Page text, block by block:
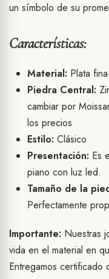
un símbolo de su
Características:
Material: Plata
Piedra Central:
cambiar por
los precios
Estilo: Clásico
Presentación: Es
piano con luz led.
Tamaño de la
Perfectamente
Importante: Nuestras
vida en el material en
Entregamos certificado